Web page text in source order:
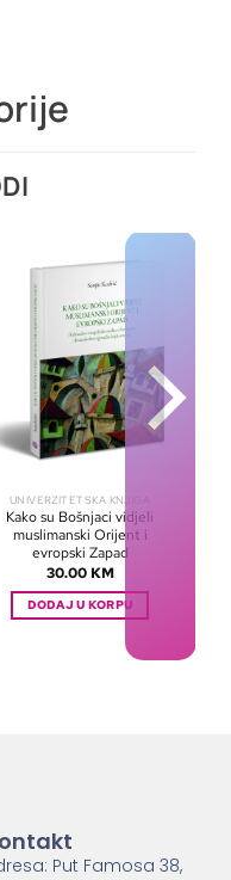
UNIVERZITETSKA KNJIGA
Kako su Bošnjaci vidjeli
muslimanski Orijent i
evropski Zapad
30.00 KM
DODAJ U KORPU
Put Famosa 38,